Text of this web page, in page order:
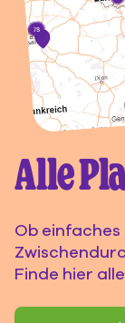
Alle
Ob
Finde hier